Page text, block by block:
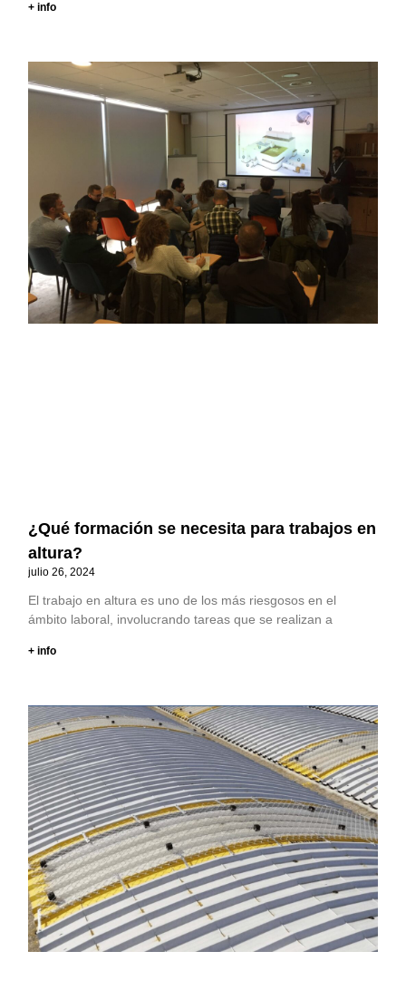
+ info
¿Qué formación se necesita para trabajos en
altura?
julio 26, 2024
El trabajo en altura es uno de los más riesgosos en el
ámbito laboral, involucrando tareas que se realizan a
+ info